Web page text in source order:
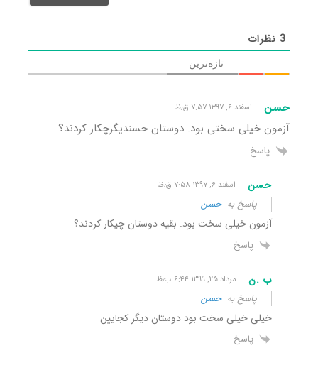
3 نظرات
تازه‌ترین
حسن اسفند ۶, ۱۳۹۷ ۷:۵۷ ق٫ظ
آزمون خیلی سختی بود. دوستان حسندیگرچکار کردند؟
پاسخ
حسن اسفند ۶, ۱۳۹۷ ۷:۵۸ ق٫ظ
پاسخ بهحسن
آزمون خیلی سخت بود. بقیه دوستان چیکار کردند؟
پاسخ
ب .ن مرداد ۲۵, ۱۳۹۹ ۶:۴۴ ب٫ظ
پاسخ بهحسن
خیلی خیلی سخت بود دوستان دیگر کجایین
پاسخ